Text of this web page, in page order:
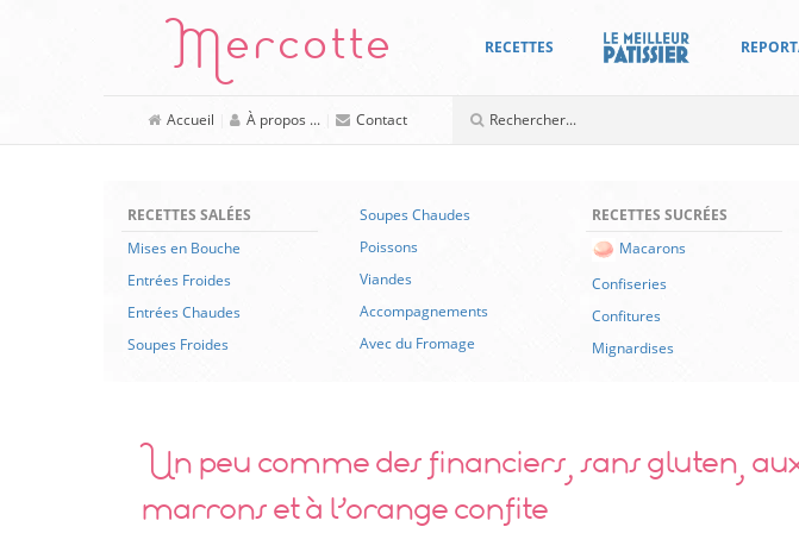
Mercotte RECETTES
Accueil | À propos ... | Contact
RECETTES SALÉES
Mises en Bouche
Entrées Froides
Entrées Chaudes
Soupes Froides
Soupes Chaudes
Poissons
Viandes
Accompagnements
Avec du Fromage
RECETTES SUCRÉES
Macarons
Confiseries
Confitures
Mignardises
Un peu comme des financiers, sans gluten,
marrons et à l’orange confite